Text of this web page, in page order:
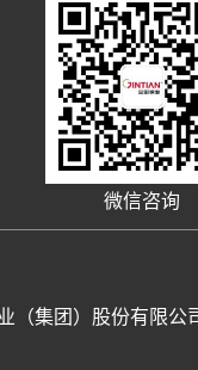
微信咨询
（集团）股份有限公